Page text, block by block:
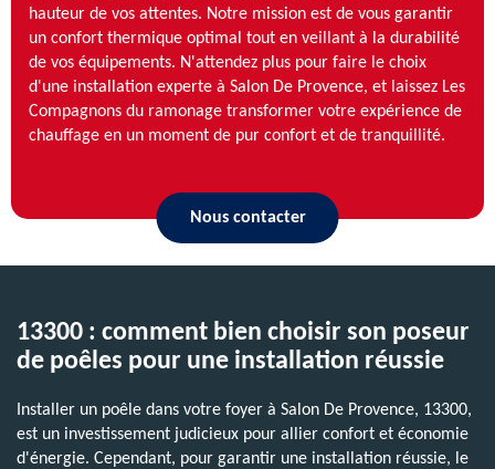
hauteur de vos attentes. Notre mission est de vous garantir
un confort thermique optimal tout en veillant à la durabilité
de vos équipements. N'attendez plus pour faire le choix
d'une installation experte à Salon De Provence, et laissez Les
Compagnons du ramonage transformer votre expérience de
chauffage en un moment de pur confort et de tranquillité.
Nous contacter
13300 : comment bien choisir son poseur
de poêles pour une installation réussie
Installer un poêle dans votre foyer à Salon De Provence, 13300,
est un investissement judicieux pour allier confort et économie
d'énergie. Cependant, pour garantir une installation réussie, le